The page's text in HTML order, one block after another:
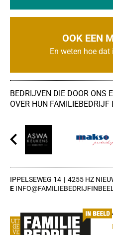
OOK EEN
En weten hoe
BEDRIJVEN DIE DOOR ONS
OVER HUN FAMILIEBEDRIJF
IPPELSEWEG 14 4255 HZ